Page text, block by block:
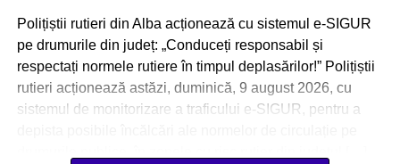
Polițiștii rutieri din Alba acționează cu sistemul e-SIGUR
pe drumurile din județ: „Conduceți responsabil și
respectați normele rutiere în timpul deplasărilor!” Polițiștii
rutieri acționează astăzi, duminică, 9 august 2026, cu
sistemul de monitorizare a traficului e-SIGUR, pentru a